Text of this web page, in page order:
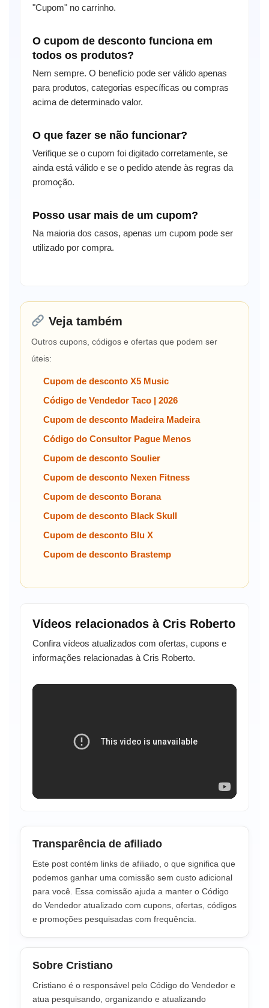
"Cupom" no carrinho.
O cupom de desconto funciona em
todos os produtos?
Nem sempre. O benefício pode ser válido apenas
para produtos, categorias específicas ou compras
acima de determinado valor.
O que fazer se não funcionar?
Verifique se o cupom foi digitado corretamente, se
ainda está válido e se o pedido atende às regras da
promoção.
Posso usar mais de um cupom?
Na maioria dos casos, apenas um cupom pode ser
utilizado por compra.
Veja também
Outros cupons, códigos e ofertas que podem ser
úteis:
Cupom de desconto X5 Music
Código de Vendedor Taco | 2026
Cupom de desconto Madeira Madeira
Código do Consultor Pague Menos
Cupom de desconto Soulier
Cupom de desconto Nexen Fitness
Cupom de desconto Borana
Cupom de desconto Black Skull
Cupom de desconto Blu X
Cupom de desconto Brastemp
Vídeos relacionados à Cris Roberto
Confira vídeos atualizados com ofertas, cupons e
informações relacionadas à Cris Roberto.
Transparência de afiliado
Este post contém links de afiliado, o que significa que
podemos ganhar uma comissão sem custo adicional
para você. Essa comissão ajuda a manter o Código
do Vendedor atualizado com cupons, ofertas, códigos
e promoções pesquisadas com frequência.
Sobre Cristiano
Cristiano é o responsável pelo Código do Vendedor e
atua pesquisando, organizando e atualizando